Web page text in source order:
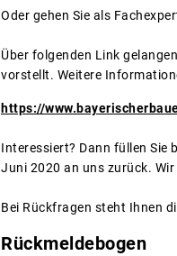
Oder gehen Sie als
Über folgenden Link
vorstellt. Weitere
https://
Interessiert? Dann füllen Sie
Juni 2020 an uns zurück.
Bei Rückfragen steht Ihnen
Rückmeldebogen